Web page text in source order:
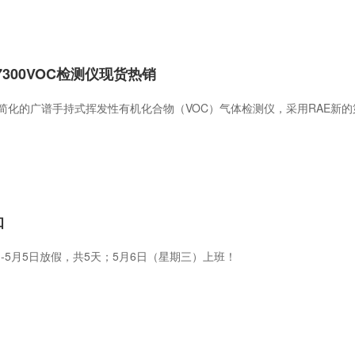
检测仪现货热销
化的广谱手持式挥发性有机化合物（VOC）气体检测仪，采用RAE新
月5日放假，共5天；5月6日（星期三）上班！